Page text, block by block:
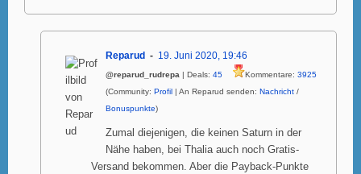
Reparud 19. Juni 2020, 19:46
@reparud_rudrepa | Deals: 45 Kommentare: 3925
(Community: Profil | An Reparud senden: Nachricht /
Bonuspunkte)
Zumal diejenigen, die keinen Saturn in der
Nähe haben, bei Thalia auch noch Gratis-
Versand bekommen. Aber die Payback-Punkte